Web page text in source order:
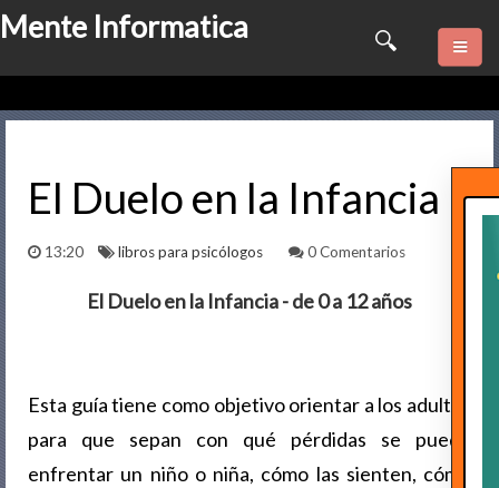
Mente Informatica
Quienes somos
Series
Contactame
El Duelo en la Infancia
13:20 libros para psicólogos 0 Comentarios
El Duelo en la Infancia - de 0 a 12 años
Esta guía tiene como objetivo orientar a los adultos
para que sepan con qué pérdidas se puede
enfrentar un niño o niña, cómo las sienten, cómo